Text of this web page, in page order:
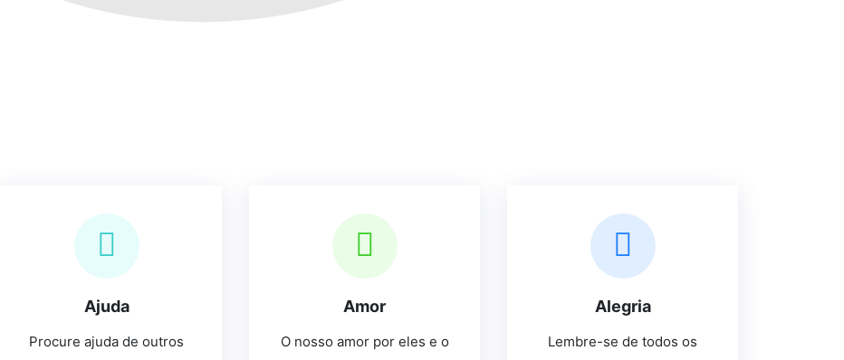
Ajuda
Procure ajuda de outros
Amor
O nosso amor por eles e o
Alegria
Lembre-se de todos os